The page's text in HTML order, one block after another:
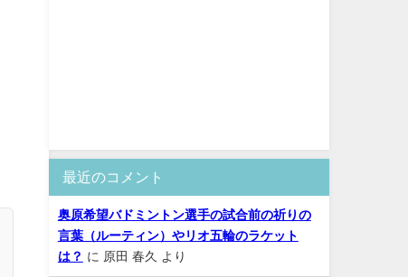
最近のコメント
奥原希望バドミントン選手の試合前の祈りの
言葉（ルーティン）やリオ五輪のラケット
は？ に 原田 春久 より